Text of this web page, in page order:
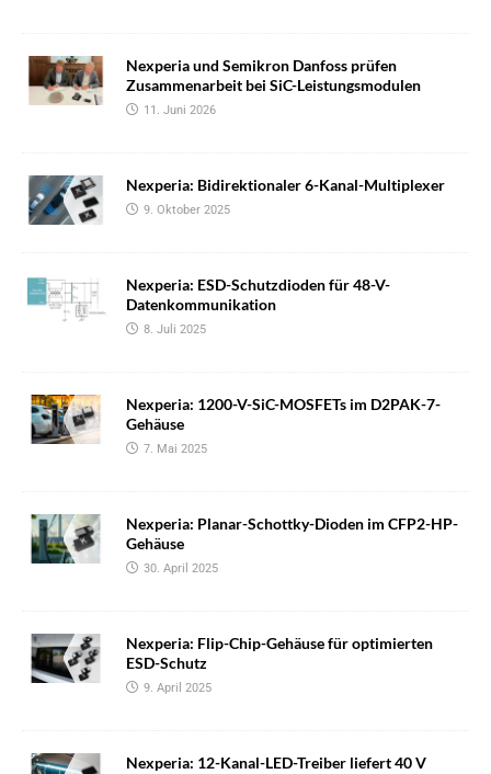
Nexperia und Semikron Danfoss prüfen
Zusammenarbeit bei SiC-Leistungsmodulen
11. Juni 2026
Nexperia: Bidirektionaler 6-Kanal-Multiplexer
9. Oktober 2025
Nexperia: ESD-Schutzdioden für 48-V-
Datenkommunikation
8. Juli 2025
Nexperia: 1200-V-SiC-MOSFETs im D2PAK-7-
Gehäuse
7. Mai 2025
Nexperia: Planar-Schottky-Dioden im CFP2-HP-
Gehäuse
30. April 2025
Nexperia: Flip-Chip-Gehäuse für optimierten
ESD-Schutz
9. April 2025
Nexperia: 12-Kanal-LED-Treiber liefert 40 V